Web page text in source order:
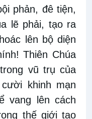
phản, đê tiện,
lẽ phải, tạo ra
lên bộ diện
Thiên Chúa
vũ trụ của
khinh mạn
vang lên cách
thế giới tạo